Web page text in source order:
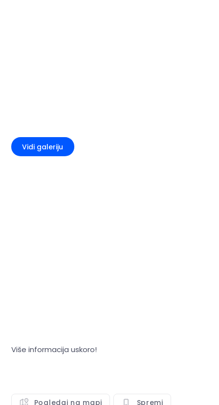
Vidi galeriju
Više informacija uskoro!
Pogledaj na mapi Spremi